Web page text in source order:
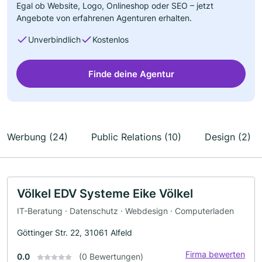
Egal ob Website, Logo, Onlineshop oder SEO – jetzt
Angebote von erfahrenen Agenturen erhalten.
Unverbindlich Kostenlos
Finde deine Agentur
Werbung (24) Public Relations (10) Design (2)
Völkel EDV Systeme Eike Völkel
IT-Beratung · Datenschutz · Webdesign · Computerladen
Göttinger Str. 22, 31061 Alfeld
0.0 (0 Bewertungen) Firma bewerten